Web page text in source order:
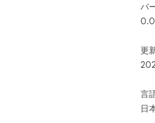
・
・
・
・
バ
更
言
日